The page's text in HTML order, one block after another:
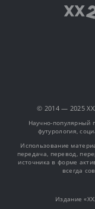
© 2014 — 2025
Научно-популярный
футурология,
Использование
передача, перевод,
источника в форме
всегда
Издание